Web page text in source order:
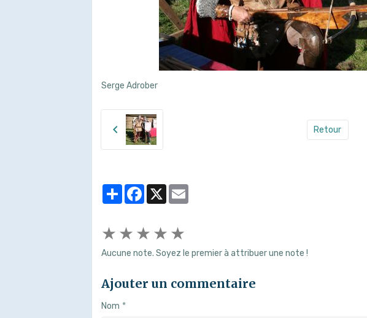
Serge Adrober
Retour
PartagerFacebook
X
★ ★ ★ ★ ★
Aucune note. Soyez le premier à attribuer une note !
Ajouter un commentaire
Nom